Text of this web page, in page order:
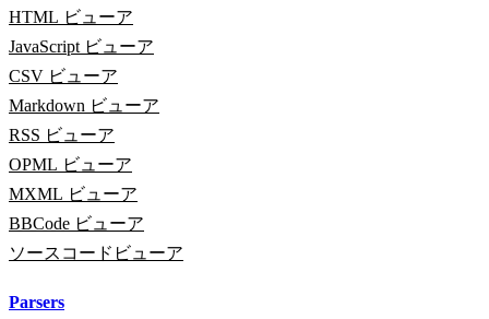
HTML ビューア
JavaScript ビューア
CSV ビューア
Markdown ビューア
RSS ビューア
OPML ビューア
MXML ビューア
BBCode ビューア
ソースコードビューア
Parsers